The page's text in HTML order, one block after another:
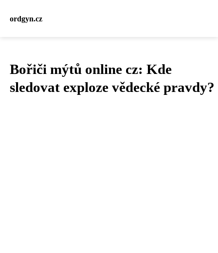
ordgyn.cz
Bořiči mýtů online cz: Kde
sledovat exploze vědecké pravdy?